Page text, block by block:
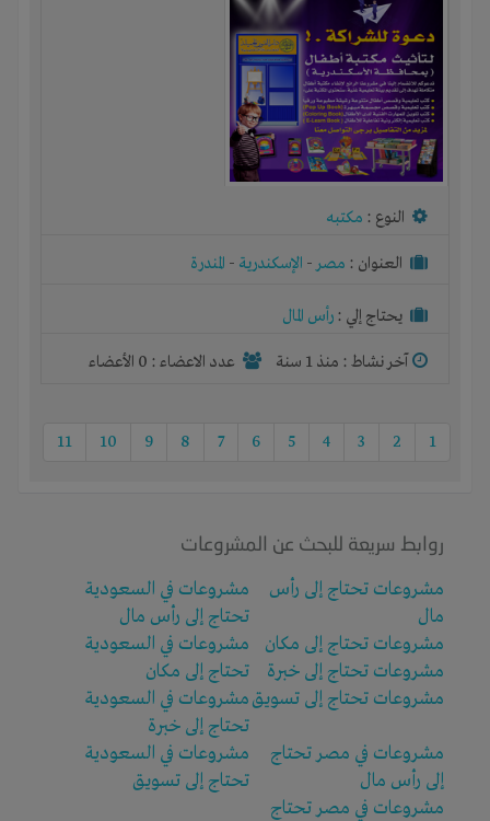
النوع : مكتبه
العنوان : مصر- الإسكندرية - المندرة
يحتاج إلي : رأس المال
آخر نشاط : منذ 1 سنة عدد الاعضاء : 0 الأعضاء
1
2
3
4
5
6
7
8
9
10
11
روابط سريعة للبحث عن المشروعات
مشروعات تحتاج إلى رأس
مال
مشروعات تحتاج إلى مكان
مشروعات تحتاج إلى خبرة
مشروعات تحتاج إلى تسويق
مشروعات في مصر تحتاج
إلى رأس مال
مشروعات في مصر تحتاج
مشروعات في السعودية
تحتاج إلى رأس مال
مشروعات في السعودية
تحتاج إلى مكان
مشروعات في السعودية
تحتاج إلى خبرة
مشروعات في السعودية
تحتاج إلى تسويق